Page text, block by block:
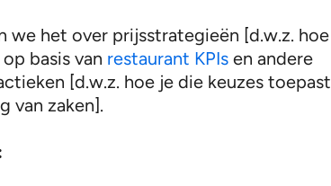
we het over prijsstrategieën [d.w.z. hoe
basis van restaurant KPIs en andere
[d.w.z. hoe je die keuzes toepast
van zaken].